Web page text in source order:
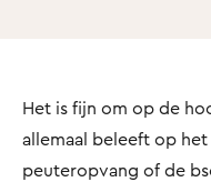
Het is fijn om op de
allemaal beleeft op
peuteropvang of de